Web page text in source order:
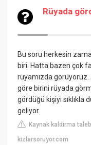
Rüyada
Bu soru herkesin
biri. Hatta bazen çok
rüyamızda görüyoruz.
göre birini rüyada
gördüğü kişiyi sıklıkla
geliyor.
Kaynak kaldırma
kizlarsoruyor.com